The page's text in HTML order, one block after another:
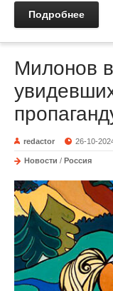
Подробнее
Милонов
redactor 26-10-
Новости / Россия